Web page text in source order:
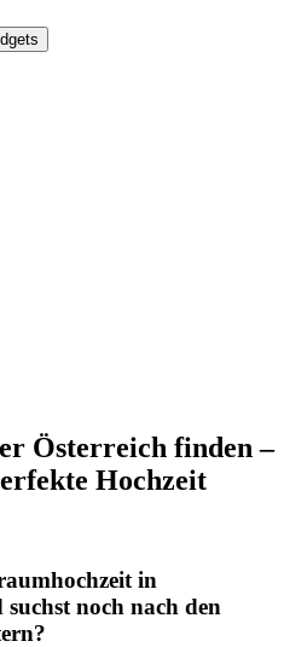
Österreich finden –
Hochzeit
in
noch nach den